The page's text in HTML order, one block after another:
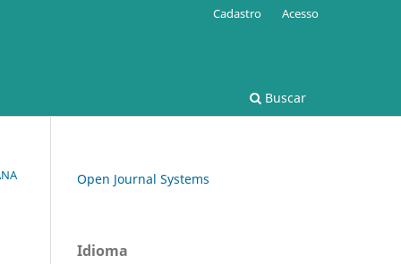
Buscar
Cadastro Acesso
Open Journal Systems
Idioma